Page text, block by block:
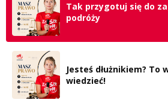
Tak przygotuj się do
podróży
Jesteś dłużnikiem? To
wiedzieć!